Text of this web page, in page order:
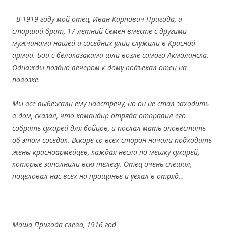
В 1919 году мой отец, Иван Карпович Пригода, и
старший брат, 17-летний Семен вместе с другими
мужчинами нашей и соседних улиц служили в Красной
армии. Бои с белоказаками шли возле самого Акмолинска.
Однажды поздно вечером к дому подъехал отец на
повозке.
Мы все выбежали ему навстречу, но он не стал заходить
в дом, сказал, что командир отряда отправил его
собрать сухарей для бойцов, и послал мать оповестить
об этом соседок. Вскоре со всех сторон начали подходить
жены красноармейцев, каждая несла по мешку сухарей,
которые заполнили всю телегу. Отец очень спешил,
поцеловал нас всех на прощанье и уехал в отряд…
Маша Пригода слева, 1916 год